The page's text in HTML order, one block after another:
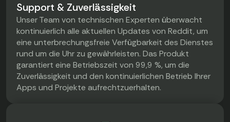
Support & Zuverlässigkeit
Unser Team von technischen Experten überwacht
kontinuierlich alle aktuellen Updates von Reddit, um
eine unterbrechungsfreie Verfügbarkeit des Dienstes
rund um die Uhr zu gewährleisten. Das Produkt
garantiert eine Betriebszeit von 99,9 %, um die
Zuverlässigkeit und den kontinuierlichen Betrieb Ihrer
Apps und Projekte aufrechtzuerhalten.